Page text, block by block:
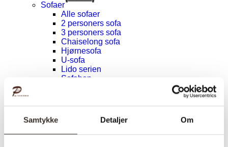
Samtykke Detaljer Om
Sofaer
Alle sofaer
2 personers sofa
3 personers sofa
Chaiselong sofa
Hjørnesofa
U-sofa
Lido serien
Sofaben
Inspiration
Design
Vilkår
Om træet
Vedligeholdelse
Kundeservice